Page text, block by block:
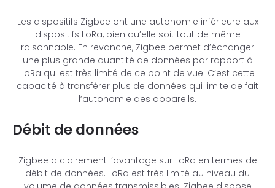
Les dispositifs Zigbee ont une autonomie inférieure aux
dispositifs LoRa, bien qu’elle soit tout de même
raisonnable. En revanche, Zigbee permet d’échanger
une plus grande quantité de données par rapport à
LoRa qui est très limité de ce point de vue. C’est cette
capacité à transférer plus de données qui limite de fait
l’autonomie des appareils.
Débit de données
Zigbee a clairement l’avantage sur LoRa en termes de
débit de données. LoRa est très limité au niveau du